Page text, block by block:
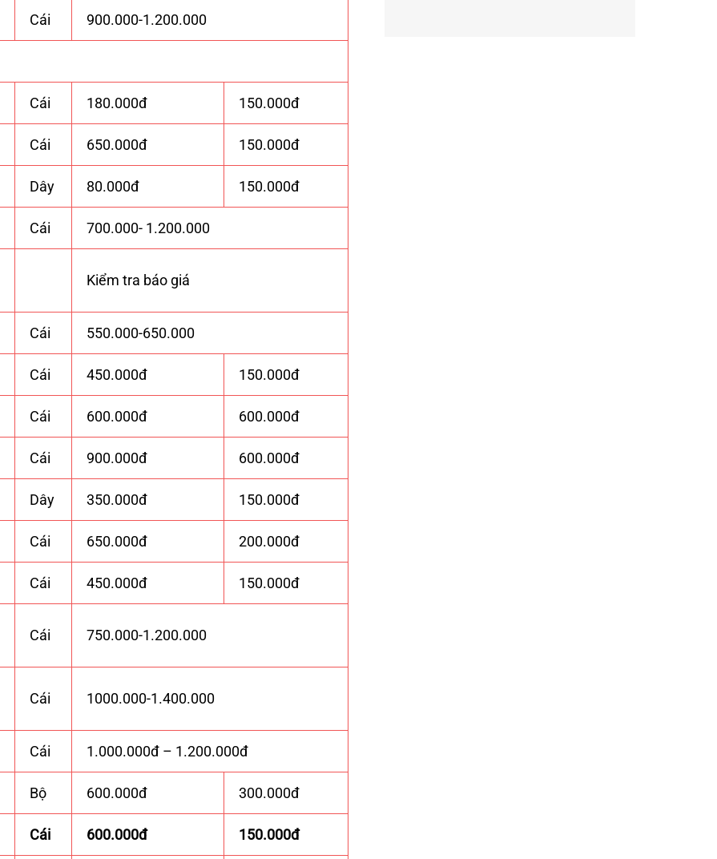
Cái 900.000-1.200.000
Cái 180.000đ 150.000đ
Cái 650.000đ 150.000đ
Dây 80.000đ 150.000đ
Cái 700.000- 1.200.000
Kiểm tra báo giá
Cái 550.000-650.000
Cái 450.000đ 150.000đ
Cái 600.000đ 600.000đ
Cái 900.000đ 600.000đ
Dây 350.000đ 150.000đ
Cái 650.000đ 200.000đ
Cái 450.000đ 150.000đ
Cái 750.000-1.200.000
Cái 1000.000-1.400.000
Cái 1.000.000đ – 1.200.000đ
Bộ 600.000đ 300.000đ
Cái 600.000đ 150.000đ